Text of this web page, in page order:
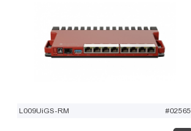
L009UiGS-RM #02565